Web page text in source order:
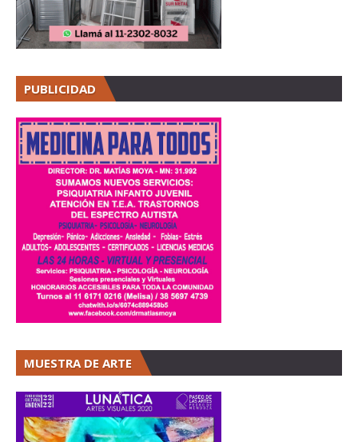
PUBLICIDAD
MUESTRA DE ARTE